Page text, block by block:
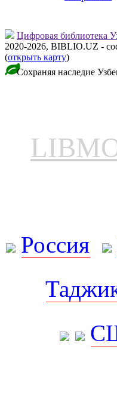
Цифровая библиотека
2020-2026, BIBLIO.UZ -
(открыть карту)
Сохраняя наследие
Россия